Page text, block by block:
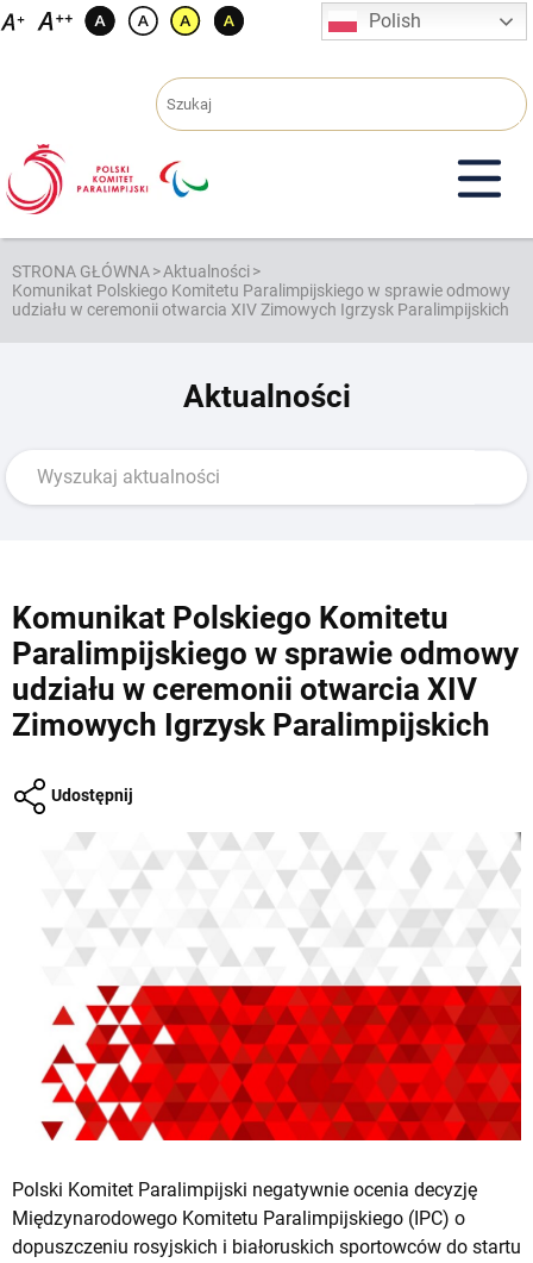
Przejdź
Polish
STRONA GŁÓWNA>Aktualności>
Komunikat Polskiego Komitetu Paralimpijskiego w sprawie odmowy
udziału w ceremonii otwarcia XIV Zimowych Igrzysk Paralimpijskich
Aktualności
Komunikat Polskiego Komitetu
Paralimpijskiego w sprawie odmowy
udziału w ceremonii otwarcia XIV
Zimowych Igrzysk Paralimpijskich
Udostępnij
Polski Komitet Paralimpijski negatywnie ocenia decyzję
Międzynarodowego Komitetu Paralimpijskiego (IPC) o
dopuszczeniu rosyjskich i białoruskich sportowców do startu